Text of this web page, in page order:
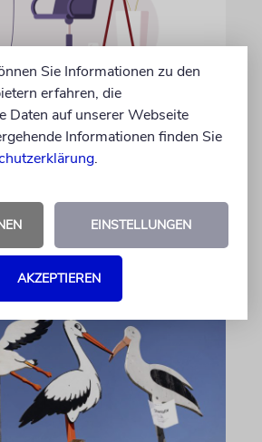
gesucht
15. Oktober 2026 einen
Sie Informationen zu den
erfahren, die
Daten auf unserer Webseite
Informationen finden Sie
.
EINSTELLUNGEN
AKZEPTIEREN